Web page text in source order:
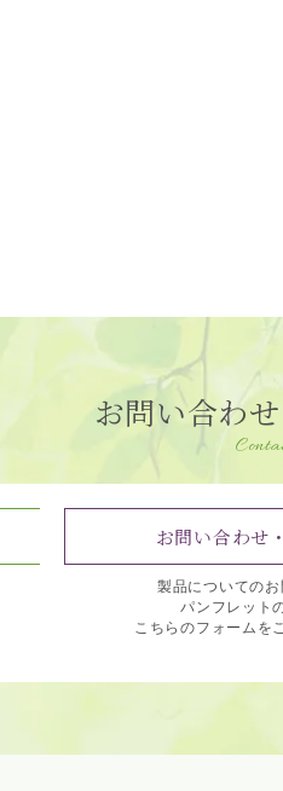
お問い合わ
お問い合わせ
製品についての
パンフレット
こちらのフォームを